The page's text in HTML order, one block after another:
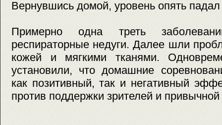
Вернувшись домой, уровень опять падал
Примерно одна треть
респираторные недуги. Далее шли
кожей и мягкими тканями.
установили, что домашние
как позитивный, так и негативный
против поддержки зрителей и привычной